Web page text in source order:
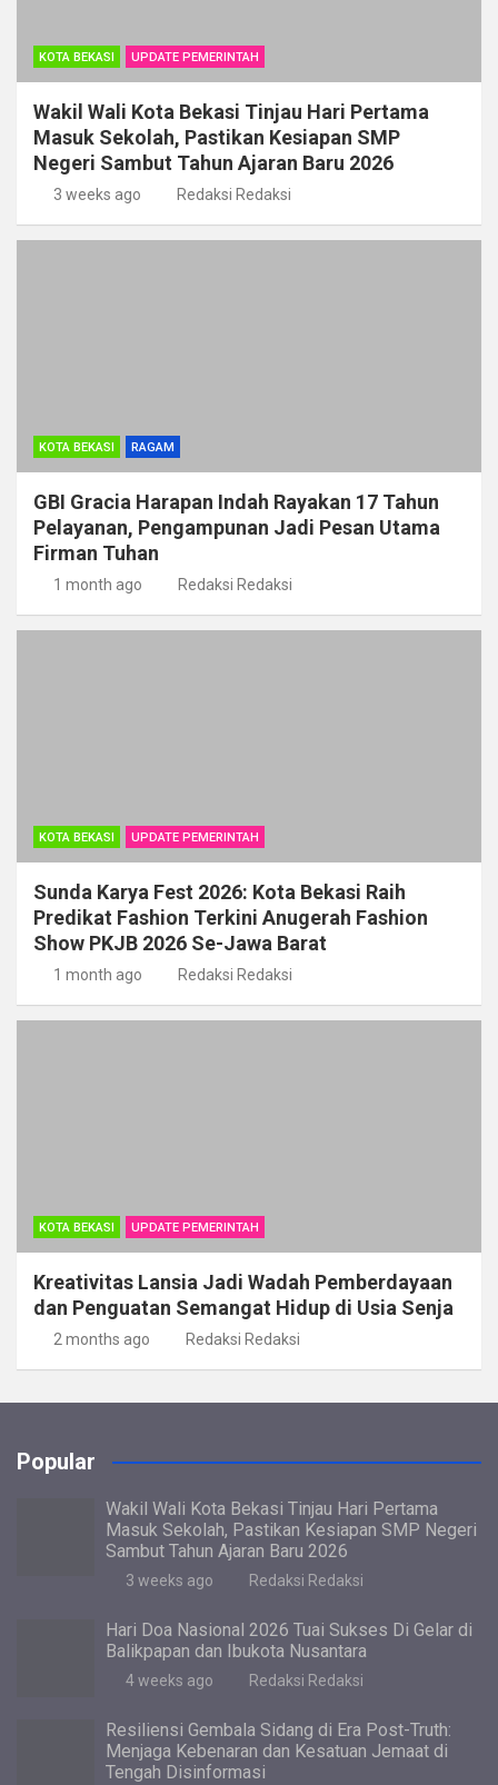
KOTA BEKASI UPDATE PEMERINTAH
Wakil Wali Kota Bekasi Tinjau Hari Pertama
Masuk Sekolah, Pastikan Kesiapan SMP
Negeri Sambut Tahun Ajaran Baru 2026
3 weeks ago Redaksi Redaksi
KOTA BEKASI RAGAM
GBI Gracia Harapan Indah Rayakan 17 Tahun
Pelayanan, Pengampunan Jadi Pesan Utama
Firman Tuhan
1 month ago Redaksi Redaksi
KOTA BEKASI UPDATE PEMERINTAH
Sunda Karya Fest 2026: Kota Bekasi Raih
Predikat Fashion Terkini Anugerah Fashion
Show PKJB 2026 Se-Jawa Barat
1 month ago Redaksi Redaksi
KOTA BEKASI UPDATE PEMERINTAH
Kreativitas Lansia Jadi Wadah Pemberdayaan
dan Penguatan Semangat Hidup di Usia Senja
2 months ago Redaksi Redaksi
Popular
Wakil Wali Kota Bekasi Tinjau Hari Pertama
Masuk Sekolah, Pastikan Kesiapan SMP Negeri
Sambut Tahun Ajaran Baru 2026
3 weeks ago Redaksi Redaksi
Hari Doa Nasional 2026 Tuai Sukses Di Gelar di
Balikpapan dan Ibukota Nusantara
4 weeks ago Redaksi Redaksi
Resiliensi Gembala Sidang di Era Post-Truth:
Menjaga Kebenaran dan Kesatuan Jemaat di
Tengah Disinformasi